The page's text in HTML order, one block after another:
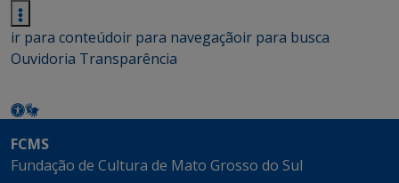
ir para conteúdoir para navegaçãoir para busca
Ouvidoria Transparência
FCMS
Fundação de Cultura de Mato Grosso do Sul